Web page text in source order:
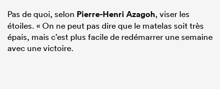
Pas de quoi, selon Pierre-Henri Azagoh, viser les
étoiles. « On ne peut pas dire que le matelas soit très
épais, mais c’est plus facile de redémarrer une semaine
avec une victoire.